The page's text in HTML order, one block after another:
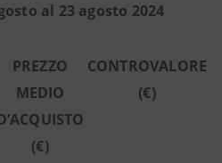
al 23 agosto 2024
PREZZO
MEDIO
(€)
CONTROVALORE
(€)